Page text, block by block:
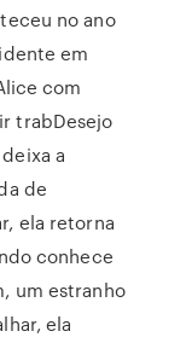
no ano
em
com
trabDesejo
a
de
ela retorna
conhece
um estranho
ela